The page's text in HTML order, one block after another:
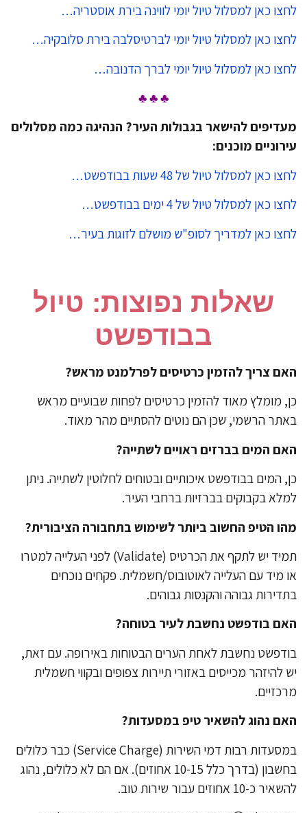
כאן למסלול טיול יומי לווינה בירת אוסטריה…
כאן למסלול טיול יומי לברטיסלבה בירת סלובקיה…
כאן למסלול טיול יומי לברך הדנובה…
♣ ♣ ♣
להישאר בגבולות העיר? הנהיגה כמה מסלולים
מוכנים:
כאן למסלול טיול של 48 שעות בבודפשט…
כאן למסלול טיול של 4 ימים בבודפשט…
כאן למדריך לסופ"ש מושלם לזוגות בעיר…
שאלות נפוצות: טיול
בבודפשט
צריך להזמין כרטיסים לפרלמנט מראש?
מומלץ מאוד להזמין כרטיסים לפחות שבועיים מראש
הרשמי, שכן הם נוטים להסתיים מהר מאוד.
המים בברזים ראויים לשתייה?
המים בבודפשט איכותיים ובטוחים לחלוטין לשתייה. ניתן
בקבוקים בברזיות ברחבי העיר.
הטיפ החשוב ביותר לשימוש בתחבורה הציבורית?
תמיד יש לתקף את הכרטיס (Validate) לפני העלייה למטרו
מיד עם העלייה לאוטובוס/חשמלית. פקחים נוכחים
גבוהה והקנסות גבוהים.
בודפשט נחשבת לעיר בטוחה?
נחשבת לאחת הערים הבטוחות באירופה. עם זאת,
להיזהר מכייסים באזורי תיירות צפופים ובקווי חשמלית
נהוג להשאיר טיפ במסעדות?
במסעדות רבות דמי השירות (Service Charge) כבר כלולים
בחשבון (בדרך כלל 10-15 אחוזים). אם הם לא כלולים, נהוג
כ-10 אחוזים עבור שירות טוב.